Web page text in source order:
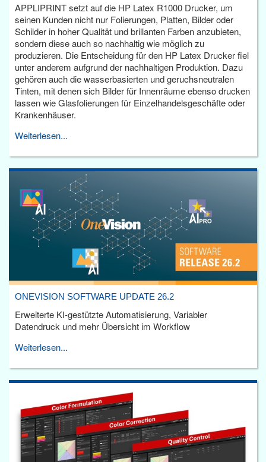
APPLIPRINT setzt auf die HP Latex R1000 Drucker, um
seinen Kunden nicht nur Folierungen, Platten, Bilder oder
Schilder in hoher Qualität und brillanten Farben anzubieten,
sondern diese auch so nachhaltig wie möglich zu
produzieren. Die Entscheidung für den HP Latex Drucker fiel
unter anderem aufgrund der nachhaltigen Produktion. Dazu
gehören auch die wasserbasierten und geruchsneutralen
Tinten, mit denen sich Bilder für Innenräume ebenso drucken
lassen wie Glasfolierungen für Einzelhandelsgeschäfte oder
Krankenhäuser.
Weiterlesen...
ONEVISION SOFTWARE UPDATE 26.2
Erweiterte KI-gestützte Automatisierung, Variabler
Datendruck und mehr Übersicht im Workflow
Weiterlesen...